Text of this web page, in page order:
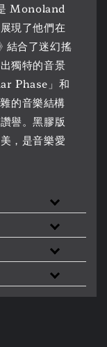
Monoland
現了他們在
結合了迷幻搖
獨特的音景
Phase」和
的音樂結構
譽。黑膠版
，是音樂愛